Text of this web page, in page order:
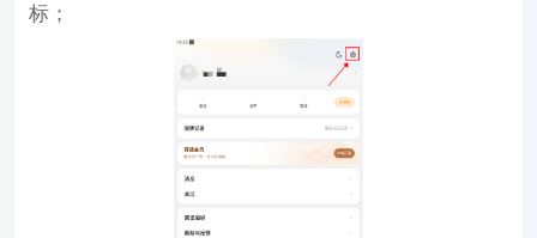
标；